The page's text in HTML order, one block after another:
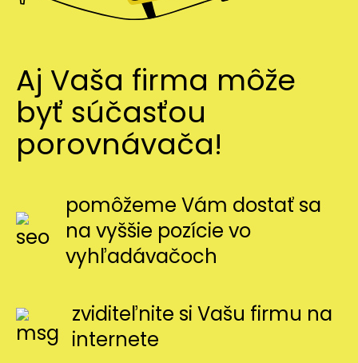
Aj Vaša firma môže
byť súčasťou
porovnávača!
pomôžeme Vám dostať sa
na vyššie pozície vo
vyhľadávačoch
zviditeľnite si Vašu firmu na
internete